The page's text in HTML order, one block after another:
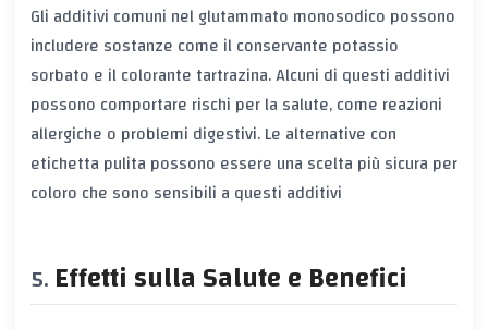
Gli additivi comuni nel glutammato monosodico possono
includere sostanze come il conservante potassio
sorbato e il colorante tartrazina. Alcuni di questi additivi
possono comportare rischi per la salute, come reazioni
allergiche o problemi digestivi. Le alternative con
etichetta pulita possono essere una scelta più sicura per
coloro che sono sensibili a questi additivi
Effetti sulla Salute e Benefici